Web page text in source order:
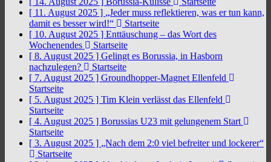
[ 11. August 2025 ] „Jeder muss reflektieren, was er tun kann,
damit es besser wird!“
Startseite
[ 10. August 2025 ] Enttäuschung – das Wort des
Wochenendes
Startseite
[ 8. August 2025 ] Gelingt es Borussia, in Hasborn
nachzulegen?
Startseite
[ 7. August 2025 ] Groundhopper-Magnet Ellenfeld
Startseite
[ 5. August 2025 ] Tim Klein verlässt das Ellenfeld
Startseite
[ 4. August 2025 ] Borussias U23 mit gelungenem Start
Startseite
[ 3. August 2025 ] „Nach dem 2:0 viel befreiter und lockerer“
Startseite